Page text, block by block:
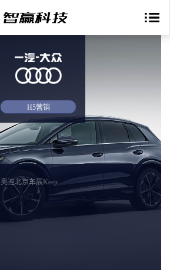
H5营销
奥迪北京车展Keep